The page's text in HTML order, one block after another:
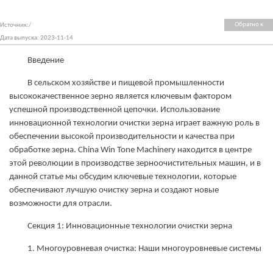
Обратно к
Источник:/
Дата выпуска: 2023-11-14
Введение
В сельском хозяйстве и пищевой промышленности
высококачественное зерно является ключевым фактором
успешной производственной цепочки. Использование
инновационной технологии очистки зерна играет важную роль в
обеспечении высокой производительности и качества при
обработке зерна. China Win Tone Machinery находится в центре
этой революции в производстве зерноочистительных машин, и в
данной статье мы обсудим ключевые технологии, которые
обеспечивают лучшую очистку зерна и создают новые
возможности для отрасли.
Секция 1: Инновационные технологии очистки зерна
1. Многоуровневая очистка: Наши многоуровневые системы